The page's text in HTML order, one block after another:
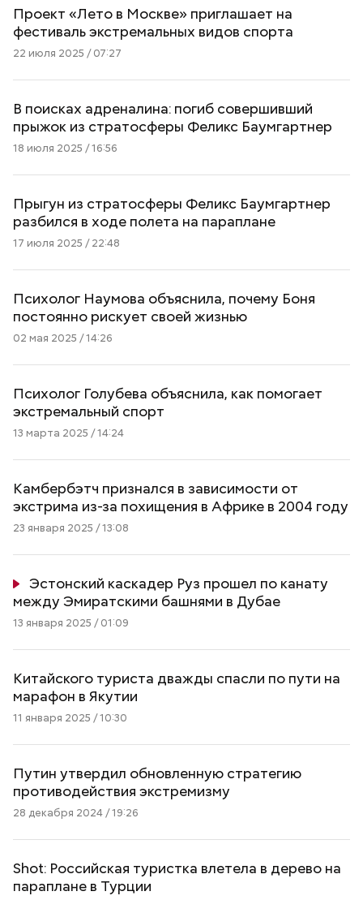
Проект «Лето в Москве» приглашает на
фестиваль экстремальных видов спорта
22 июля 2025 / 07:27
В поисках адреналина: погиб совершивший
прыжок из стратосферы Феликс Баумгартнер
18 июля 2025 / 16:56
Прыгун из стратосферы Феликс Баумгартнер
разбился в ходе полета на параплане
17 июля 2025 / 22:48
Психолог Наумова объяснила, почему Боня
постоянно рискует своей жизнью
02 мая 2025 / 14:26
Психолог Голубева объяснила, как помогает
экстремальный спорт
13 марта 2025 / 14:24
Камбербэтч признался в зависимости от
экстрима из-за похищения в Африке в 2004 году
23 января 2025 / 13:08
Эстонский каскадер Руз прошел по канату
между Эмиратскими башнями в Дубае
13 января 2025 / 01:09
Китайского туриста дважды спасли по пути на
марафон в Якутии
11 января 2025 / 10:30
Путин утвердил обновленную стратегию
противодействия экстремизму
28 декабря 2024 / 19:26
Shot: Российская туристка влетела в дерево на
параплане в Турции